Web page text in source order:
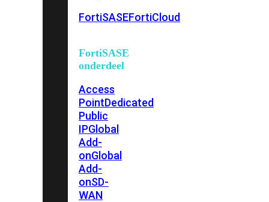
FortiSASEFortiCloud
FortiSASE
onderdeel
Access
PointDedicated
Public
IPGlobal
Add-
onGlobal
Add-
onSD-
WAN